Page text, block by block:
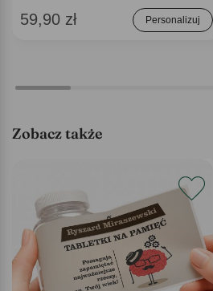
59,90 zł Personalizuj
Zobacz także